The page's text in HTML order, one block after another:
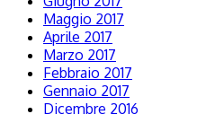
Maggio 2017
Aprile 2017
Marzo 2017
Febbraio 2017
Gennaio 2017
Dicembre 2016